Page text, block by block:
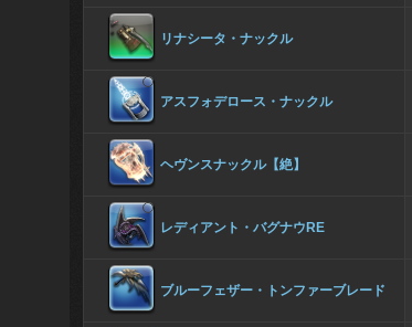
リナシータ・ナックル
アスフォデロース・ナックル
ヘヴンスナックル【絶】
レディアント・バグナウRE
ブルーフェザー・トンファーブレード